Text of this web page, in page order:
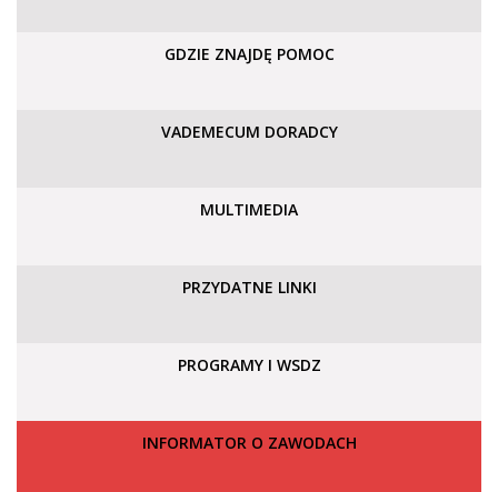
GDZIE ZNAJDĘ POMOC
VADEMECUM DORADCY
MULTIMEDIA
PRZYDATNE LINKI
PROGRAMY I WSDZ
INFORMATOR O ZAWODACH